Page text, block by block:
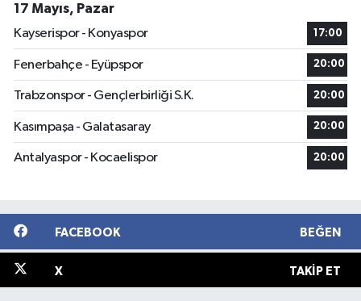
17 Mayıs, Pazar
Kayserispor - Konyaspor
17:00
Fenerbahçe - Eyüpspor 20:00
Trabzonspor - Gençlerbirliği S.K. 20:00
Kasımpaşa - Galatasaray 20:00
Antalyaspor - Kocaelispor 20:00
FACEBOOK BEĞEN
X TAKIP ET